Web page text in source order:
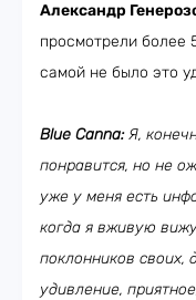
Александр
просмотрели более
самой не было это
Blue Canna: Я,
понравится, но не
уже у меня есть
когда я вживую
поклонников своих,
удивление,